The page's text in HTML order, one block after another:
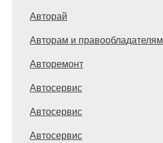
Авторай
Авторам и правообладателям
Авторемонт
Автосервис
Автосервис
Автосервис